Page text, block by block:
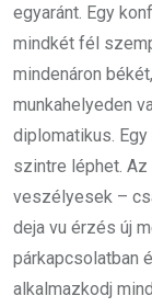
egyaránt. Egy
mindkét fél
mindenáron
munkahelyeden
diplomatikus.
szintre léphet.
veszélyesek –
deja vu érzés új
párkapcsolatban
alkalmazkodj